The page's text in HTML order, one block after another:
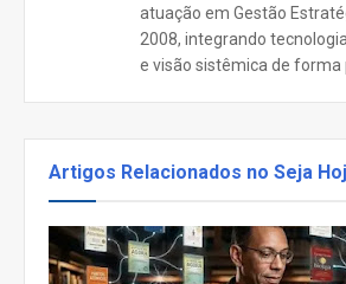
atuação em Gestão
2008, integrando
e visão sistêmica de forma
Artigos Relacionados no Seja